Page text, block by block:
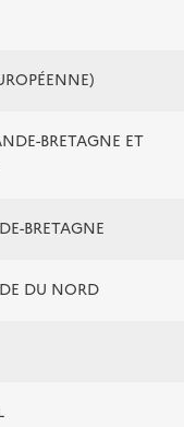
BRETAGNE ET
BRETAGNE
DU NORD